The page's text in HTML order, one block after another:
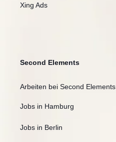
Xing Ads
Second Elements
Arbeiten bei Second Elements
Jobs in Hamburg
Jobs in Berlin